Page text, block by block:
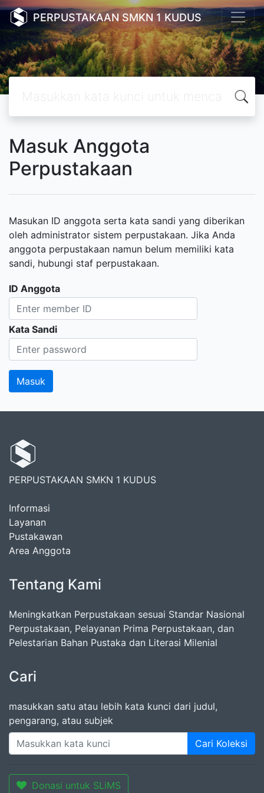
PERPUSTAKAAN SMKN 1 KUDUS
Masuk Anggota
Perpustakaan
Masukan ID anggota serta kata sandi yang diberikan
oleh administrator sistem perpustakaan. Jika Anda
anggota perpustakaan namun belum memiliki kata
sandi, hubungi staf perpustakaan.
ID Anggota
Kata Sandi
PERPUSTAKAAN SMKN 1 KUDUS
Informasi
Layanan
Pustakawan
Area Anggota
Tentang Kami
Meningkatkan Perpustakaan sesuai Standar Nasional
Perpustakaan, Pelayanan Prima Perpustakaan, dan
Pelestarian Bahan Pustaka dan Literasi Milenial
Cari
masukkan satu atau lebih kata kunci dari judul,
pengarang, atau subjek
Cari Koleksi
Donasi untuk SLiMS